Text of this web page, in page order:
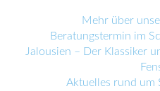
Mehr über
Beratungstermin im
Jalousien – Der Klassiker
Aktuelles rund um